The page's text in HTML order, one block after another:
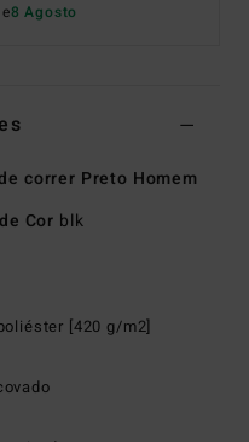
8 Agosto
correr Preto Homem
Cor blk
[420 g/m2]